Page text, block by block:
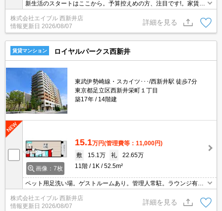
新生活のスタートはここから。予算控えめの方、注目です!。家賃に
注目。
株式会社エイブル 西新井店
情報更新日 2026/08/07
詳細を見る
賃貸マンション ロイヤルパークス西新井
東武伊勢崎線・スカイツ･･･/西新井駅 徒歩7分
東京都足立区西新井栄町１丁目
築17年
14階建
画像：7枚
15.1万円(管理費等：11,000円)
敷
15.1万 礼
22.65万
11階
1K 52.5m²
ペット用足洗い場。ゲストルームあり。管理人常駐。ラウンジ有。
床暖房。
株式会社エイブル 西新井店
情報更新日 2026/08/07
詳細を見る